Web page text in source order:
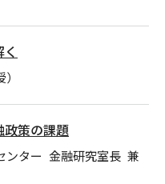
政策の課題
ンター 金融研究室長 兼